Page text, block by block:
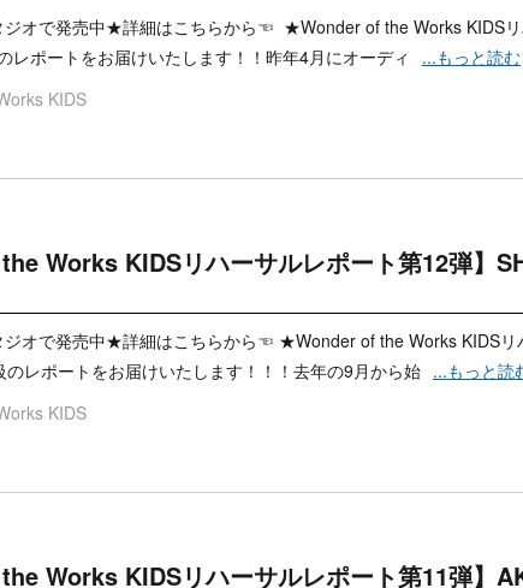
オで発売中★詳細はこちらから☜ ★Wonder of the Works KIDSリ
レポートをお届けいたします！！昨年4月にオーディ
...もっと読む
KIDS
the Works KIDSリハーサルレポート第12弾】
オで発売中★詳細はこちらから☜ ★Wonder of the Works KIDSリ
レポートをお届けいたします！！！去年の9月から始 ...もっと読
KIDS
the Works KIDSリハーサルレポート第11弾】